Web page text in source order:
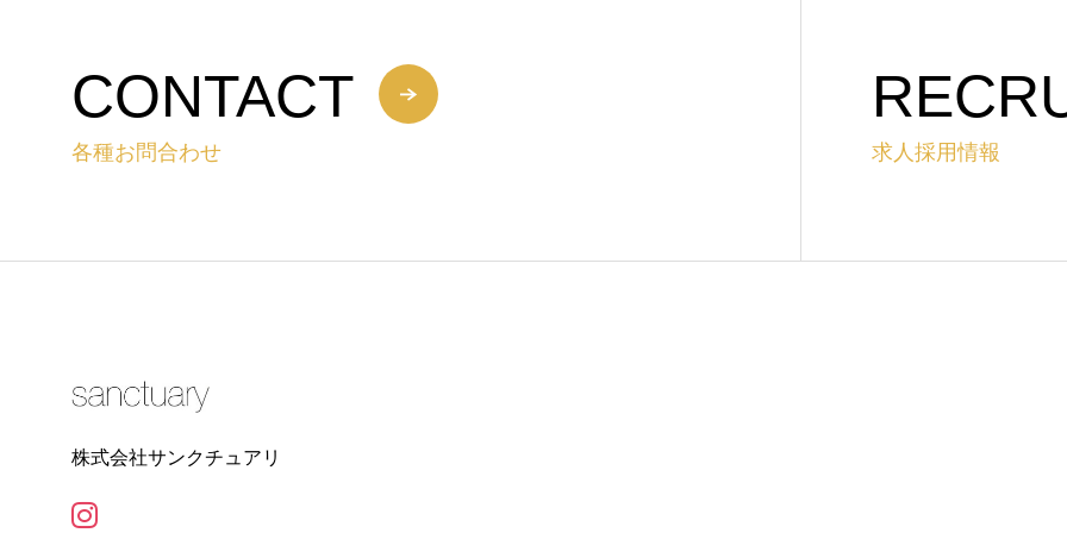
CONTACT
各種お問合わせ 求人採用情報
株式会社サンクチュアリ